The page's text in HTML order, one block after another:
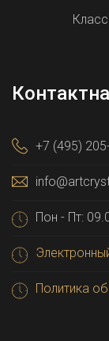
+7 (495)
Пон - Пт:
Политика